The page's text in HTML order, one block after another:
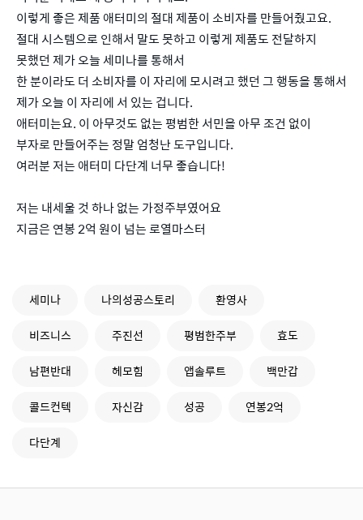
이렇게 좋은 제품 애터미의 절대 제품이 소비자를 만들어줬고요.
절대 시스템으로 인해서 말도 못하고 이렇게 제품도 전달하지
못했던 제가 오늘 세미나를 통해서
한 분이라도 더 소비자를 이 자리에 모시려고 했던 그 행동을 통해서
제가 오늘 이 자리에 서 있는 겁니다.
애터미는요. 이 아무것도 없는 평범한 서민을 아무 조건 없이
부자로 만들어주는 정말 엄청난 도구입니다.
여러분 저는 애터미 다단계 너무 좋습니다!
저는 내세울 것 하나 없는 가정주부였어요
지금은 연봉 2억 원이 넘는 로열마스터
세미나 나의성공스토리
환영사
비즈니스
주진선 평범한주부
효도
남편반대
헤모힘 앱솔루트
백만갑
콜드컨텍
자신감 성공
연봉2억
다단계